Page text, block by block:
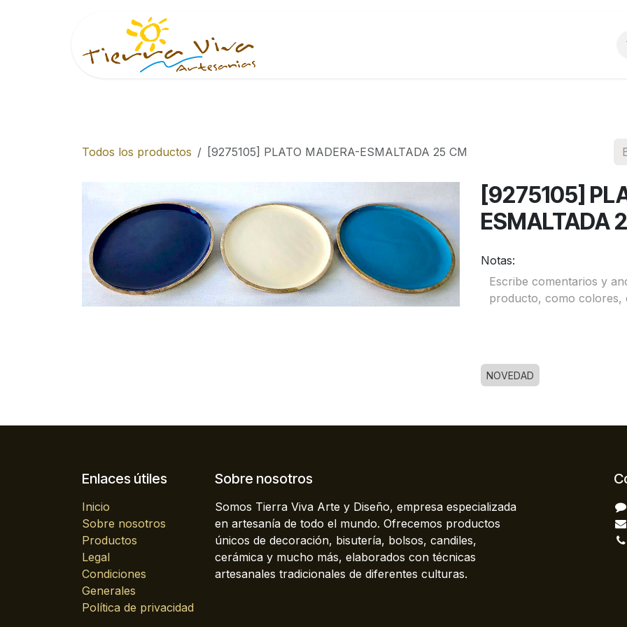
Preguntas
Todos los productos [9275105] PLATO MADERA-ESMALTADA 25 CM
[9275105]
ESMALTADA
Notas:
NOVEDAD
Enlaces útiles
Inicio
Sobre nosotros
Productos
Legal
Condiciones
Generales
Política de privacidad
Sobre nosotros
Somos Tierra Viva Arte y Diseño, empresa especializada
en artesanía de todo el mundo. Ofrecemos productos
únicos de decoración, bisutería, bolsos, candiles,
cerámica y mucho más, elaborados con técnicas
artesanales tradicionales de diferentes culturas.